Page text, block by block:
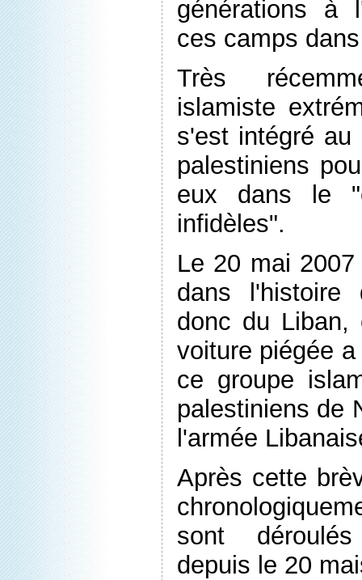
générations à
ces camps
Très
islamiste
s'est intégré
palestiniens
eux dans le
infidèles".
Le 20 mai
dans
donc du
voiture piégée
ce groupe
palestiniens de
l'armée
Après cette
sont
depuis le 20